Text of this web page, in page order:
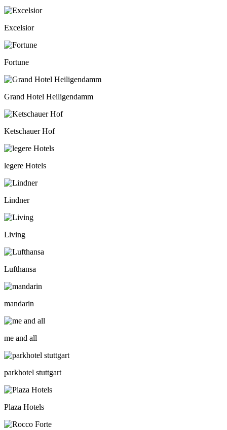
Excelsior
Fortune
Grand Hotel Heiligendamm
Ketschauer Hof
legere Hotels
Lindner
Living
Lufthansa
mandarin
me and all
parkhotel stuttgart
Plaza Hotels